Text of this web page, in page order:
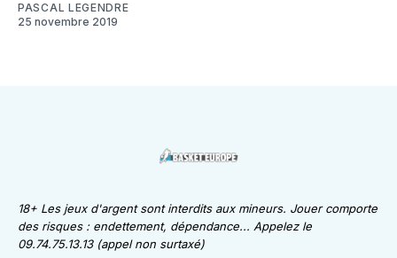
PASCAL LEGENDRE
25 novembre 2019
18+ Les jeux d'argent sont interdits aux mineurs. Jouer comporte
des risques : endettement, dépendance... Appelez le
09.74.75.13.13 (appel non surtaxé)